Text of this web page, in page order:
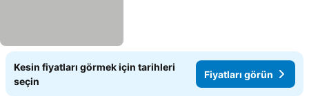
Kesin fiyatları görmek için tarihleri
seçin
Fiyatları görün